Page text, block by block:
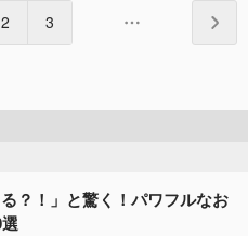
2 3
？！」と驚く！パワフルなお